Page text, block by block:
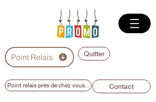
Point Relais Quitter
Point relais près de chez vous... Contact